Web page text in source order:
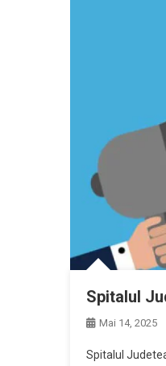
Spitalul
Mai 14, 2025
Spitalul